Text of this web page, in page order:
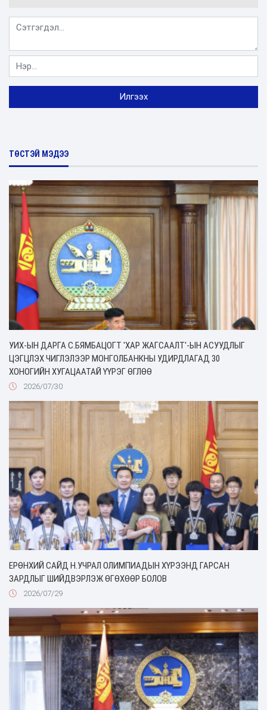
ТӨСТЭЙ МЭДЭЭ
УИХ-ЫН ДАРГА С.БЯМБАЦОГТ 'ХАР ЖАГСААЛТ'-ЫН АСУУДЛЫГ
ЦЭГЦЛЭХ ЧИГЛЭЛЭЭР МОНГОЛБАНКНЫ УДИРДЛАГАД 30
ХОНОГИЙН ХУГАЦААТАЙ ҮҮРЭГ ӨГЛӨӨ
2026/07/30
ЕРӨНХИЙ САЙД Н.УЧРАЛ ОЛИМПИАДЫН ХҮРЭЭНД ГАРСАН
ЗАРДЛЫГ ШИЙДВЭРЛЭЖ ӨГӨХӨӨР БОЛОВ
2026/07/29